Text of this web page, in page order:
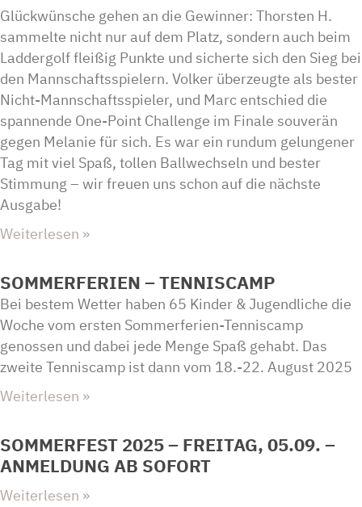
Glückwünsche gehen an die Gewinner: Thorsten H.
sammelte nicht nur auf dem Platz, sondern auch beim
Laddergolf fleißig Punkte und sicherte sich den Sieg bei
den Mannschaftsspielern. Volker überzeugte als bester
Nicht-Mannschaftsspieler, und Marc entschied die
spannende One-Point Challenge im Finale souverän
gegen Melanie für sich. Es war ein rundum gelungener
Tag mit viel Spaß, tollen Ballwechseln und bester
Stimmung – wir freuen uns schon auf die nächste
Ausgabe!
Weiterlesen »
SOMMERFERIEN – TENNISCAMP
Bei bestem Wetter haben 65 Kinder & Jugendliche die
Woche vom ersten Sommerferien-Tenniscamp
genossen und dabei jede Menge Spaß gehabt. Das
zweite Tenniscamp ist dann vom 18.-22. August 2025
Weiterlesen »
SOMMERFEST 2025 – FREITAG, 05.09. –
ANMELDUNG AB SOFORT
Weiterlesen »